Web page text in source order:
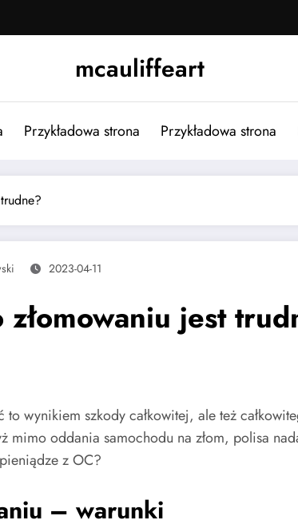
mcauliffeart
Przykładowa strona Przykładowa strona
2023-04-11
jest
wynikiem szkody całkowitej, ale też
mimo oddania samochodu na złom, polisa
z OC?
– warunki